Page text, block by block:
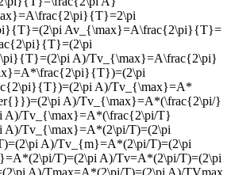
Av_{\max}=A\frac{2\pi}{T}=
A)/Tv_{\max}=A\frac{2\pi}
A)/Tv_{\max}=A*
A)/Tv_{\max}=A*(\frac{2\pi/}
A)/Tv_{\max}=A*(\frac{2\pi/T}
A)/Tv_{\max}=A*(2\pi/T)=(2\pi
A)/Tv_{m}=A*(2\pi/T)=(2\pi
T)=(2\pi A)/Tv=A*(2\pi/T)=(2\pi